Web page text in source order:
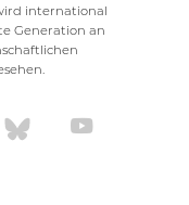
international
Generation an